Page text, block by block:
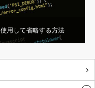
用して省略する方法